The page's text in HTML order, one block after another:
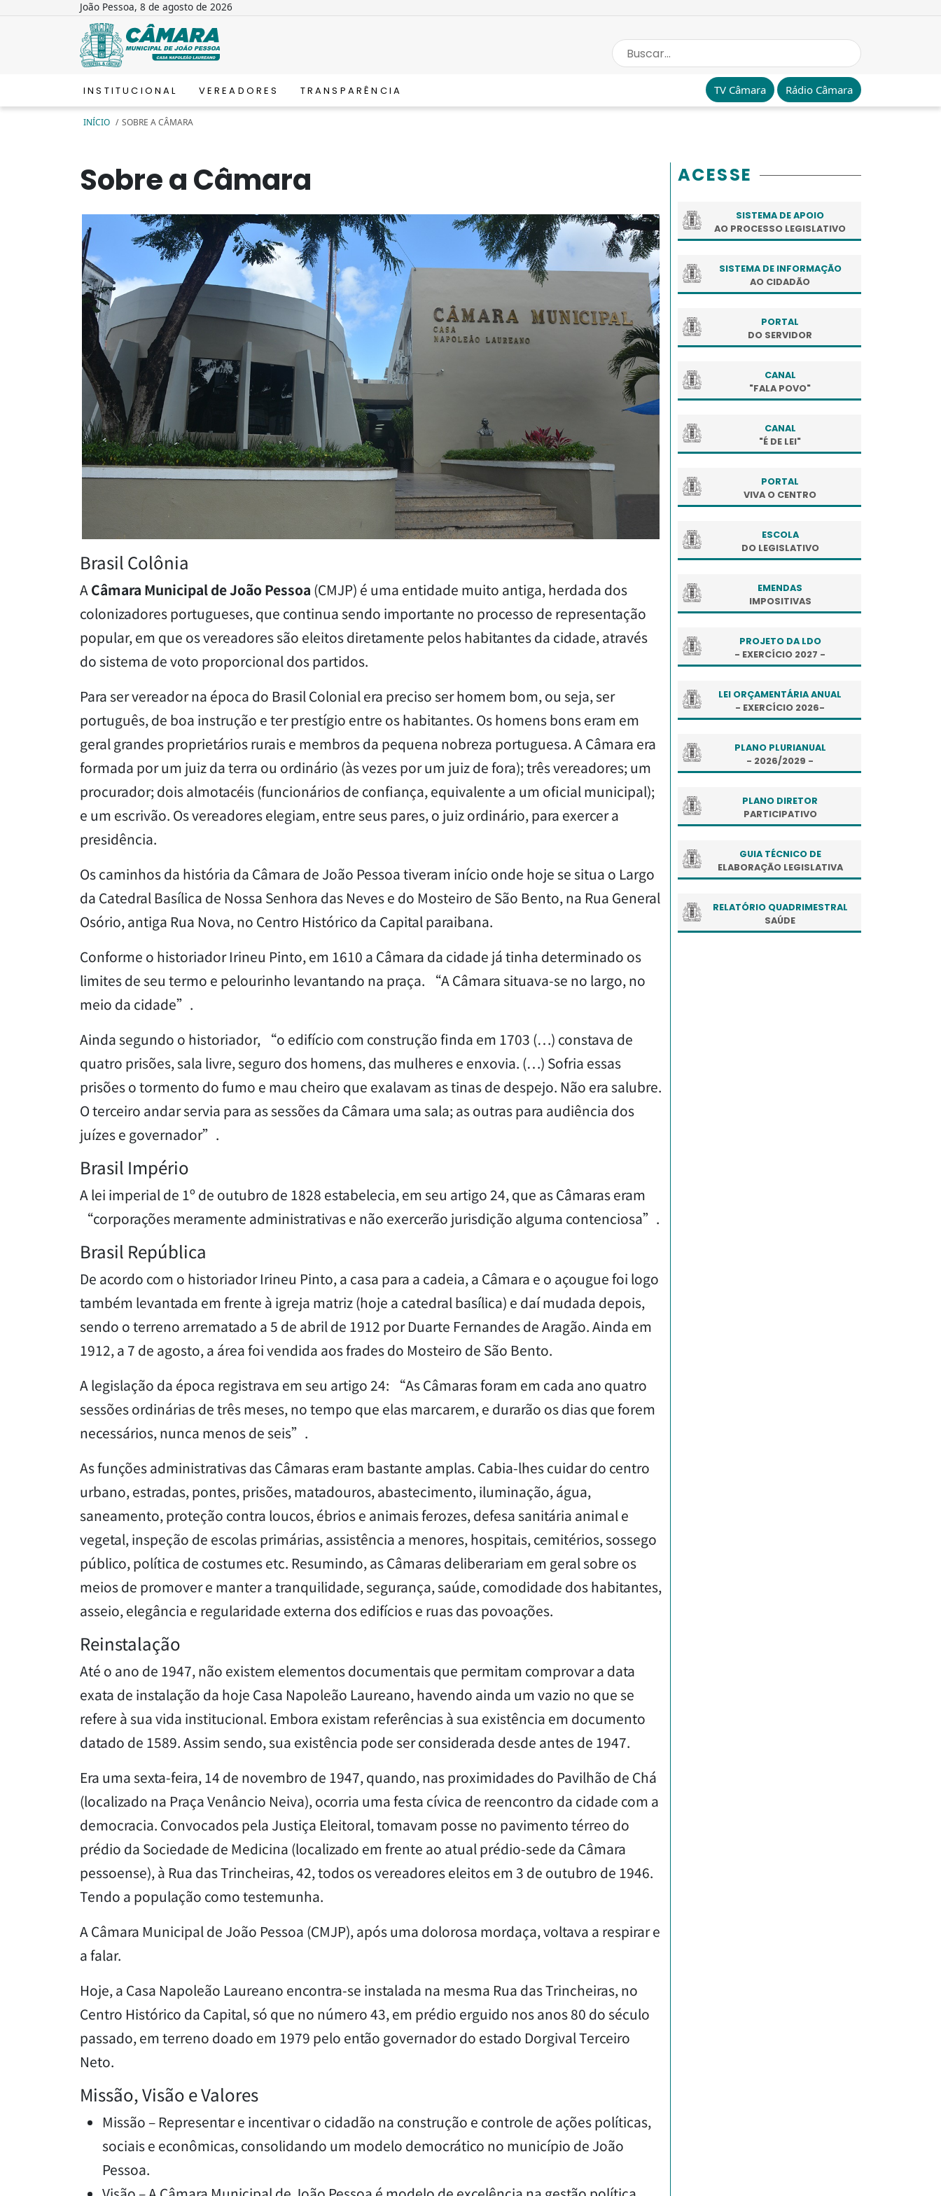
João Pessoa, 8 de agosto de 2026
INSTITUCIONAL VEREADORES TRANSPARÊNCIA TV Câmara Rádio Câmara
INÍCIO / SOBRE A CÂMARA
Sobre a Câmara
Brasil Colônia
ACâmara Municipal de João Pessoa (CMJP) é uma entidade muito antiga, herdada dos
colonizadores portugueses, que continua sendo importante no processo de representação
popular, em que os vereadores são eleitos diretamente pelos habitantes da cidade, através
do sistema de voto proporcional dos partidos.
Para ser vereador na época do Brasil Colonial era preciso ser homem bom, ou seja, ser
português, de boa instrução e ter prestígio entre os habitantes. Os homens bons eram em
geral grandes proprietários rurais e membros da pequena nobreza portuguesa. A Câmara era
formada por um juiz da terra ou ordinário (às vezes por um juiz de fora); três vereadores; um
procurador; dois almotacéis (funcionários de confiança, equivalente a um oficial municipal);
e um escrivão. Os vereadores elegiam, entre seus pares, o juiz ordinário, para exercer a
presidência.
Os caminhos da história da Câmara de João Pessoa tiveram início onde hoje se situa o Largo
da Catedral Basílica de Nossa Senhora das Neves e do Mosteiro de São Bento, na Rua General
Osório, antiga Rua Nova, no Centro Histórico da Capital paraibana.
Conforme o historiador Irineu Pinto, em 1610 a Câmara da cidade já tinha determinado os
limites de seu termo e pelourinho levantando na praça. “A Câmara situava-se no largo, no
meio da cidade”.
Ainda segundo o historiador, “o edifício com construção finda em 1703 (…) constava de
quatro prisões, sala livre, seguro dos homens, das mulheres e enxovia. (…) Sofria essas
prisões o tormento do fumo e mau cheiro que exalavam as tinas de despejo. Não era salubre.
O terceiro andar servia para as sessões da Câmara uma sala; as outras para audiência dos
juízes e governador”.
Brasil Império
A lei imperial de 1º de outubro de 1828 estabelecia, em seu artigo 24, que as Câmaras eram
“corporações meramente administrativas e não exercerão jurisdição alguma contenciosa”.
Brasil República
De acordo com o historiador Irineu Pinto, a casa para a cadeia, a Câmara e o açougue foi logo
também levantada em frente à igreja matriz (hoje a catedral basílica) e daí mudada depois,
sendo o terreno arrematado a 5 de abril de 1912 por Duarte Fernandes de Aragão. Ainda em
1912, a 7 de agosto, a área foi vendida aos frades do Mosteiro de São Bento.
A legislação da época registrava em seu artigo 24: “As Câmaras foram em cada ano quatro
sessões ordinárias de três meses, no tempo que elas marcarem, e durarão os dias que forem
necessários, nunca menos de seis”.
As funções administrativas das Câmaras eram bastante amplas. Cabia-lhes cuidar do centro
urbano, estradas, pontes, prisões, matadouros, abastecimento, iluminação, água,
saneamento, proteção contra loucos, ébrios e animais ferozes, defesa sanitária animal e
vegetal, inspeção de escolas primárias, assistência a menores, hospitais, cemitérios, sossego
público, política de costumes etc. Resumindo, as Câmaras deliberariam em geral sobre os
meios de promover e manter a tranquilidade, segurança, saúde, comodidade dos habitantes,
asseio, elegância e regularidade externa dos edifícios e ruas das povoações.
Reinstalação
Até o ano de 1947, não existem elementos documentais que permitam comprovar a data
exata de instalação da hoje Casa Napoleão Laureano, havendo ainda um vazio no que se
refere à sua vida institucional. Embora existam referências à sua existência em documento
datado de 1589. Assim sendo, sua existência pode ser considerada desde antes de 1947.
Era uma sexta-feira, 14 de novembro de 1947, quando, nas proximidades do Pavilhão de Chá
(localizado na Praça Venâncio Neiva), ocorria uma festa cívica de reencontro da cidade com a
democracia. Convocados pela Justiça Eleitoral, tomavam posse no pavimento térreo do
prédio da Sociedade de Medicina (localizado em frente ao atual prédio-sede da Câmara
pessoense), à Rua das Trincheiras, 42, todos os vereadores eleitos em 3 de outubro de 1946.
Tendo a população como testemunha.
A Câmara Municipal de João Pessoa (CMJP), após uma dolorosa mordaça, voltava a respirar e
a falar.
Hoje, a Casa Napoleão Laureano encontra-se instalada na mesma Rua das Trincheiras, no
Centro Histórico da Capital, só que no número 43, em prédio erguido nos anos 80 do século
passado, em terreno doado em 1979 pelo então governador do estado Dorgival Terceiro
Neto.
Missão, Visão e Valores
Missão – Representar e incentivar o cidadão na construção e controle de ações políticas,
sociais e econômicas, consolidando um modelo democrático no município de João
Pessoa.
ACESSE
SISTEMA DE APOIO
AO PROCESSO LEGISLATIVO
SISTEMA DE INFORMAÇÃO
AO CIDADÃO
PORTAL
DO SERVIDOR
CANAL
"FALA POVO"
CANAL
"É DE LEI"
PORTAL
VIVA O CENTRO
ESCOLA
DO LEGISLATIVO
EMENDAS
IMPOSITIVAS
PROJETO DA LDO
- EXERCÍCIO 2027 -
LEI ORÇAMENTÁRIA ANUAL
- EXERCÍCIO 2026-
PLANO PLURIANUAL
- 2026/2029 -
PLANO DIRETOR
PARTICIPATIVO
GUIA TÉCNICO DE
ELABORAÇÃO LEGISLATIVA
RELATÓRIO QUADRIMESTRAL
SAÚDE